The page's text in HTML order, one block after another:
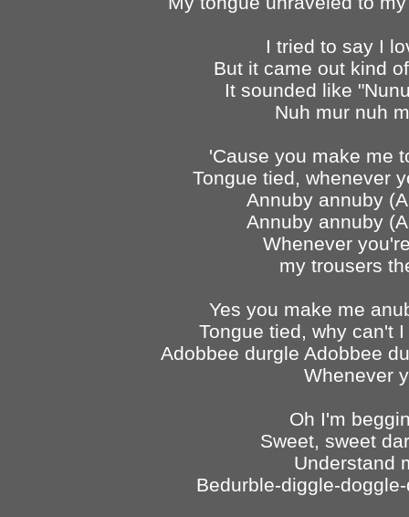
I tried to say I
But it came out kind
It sounded like
Nuh mur nuh
'Cause you make me
Tongue tied, whenever
Annuby annuby
Annuby annuby
Whenever
my trousers
Yes you make me
Tongue tied, why can't
Adobbee durgle Adobbee
Whenever
Oh I'm
Sweet, sweet
Understand
Bedurble-diggle-